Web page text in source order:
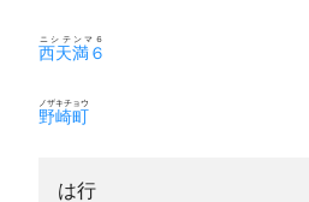
西天満６
ニシテンマ６
野崎町
ノザキチョウ
は行